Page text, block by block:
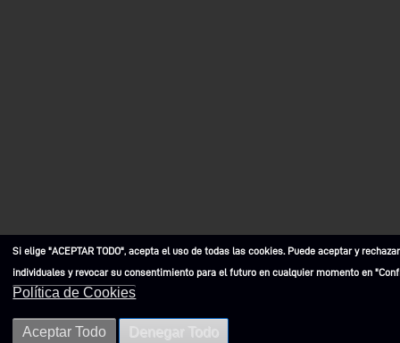
Si elige "ACEPTAR TODO", acepta el uso de todas las cookies. Puede aceptar y
individuales y revocar su consentimiento para el futuro en cualquier momento en
Política de Cookies
Aceptar Todo Denegar Todo